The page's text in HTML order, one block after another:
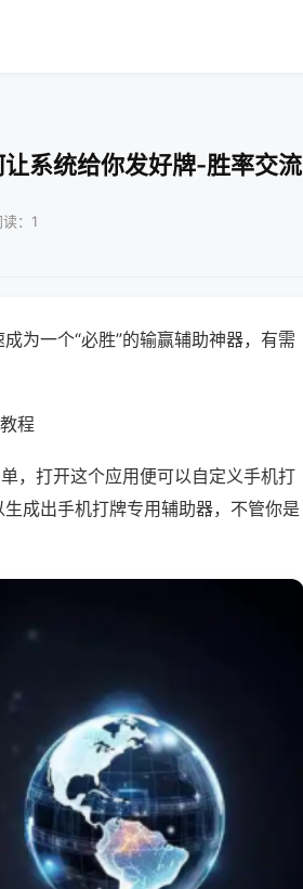
系统给你发好牌-胜率交流
：1
为一个“必胜”的输赢辅助神器，有需
程
，打开这个应用便可以自定义手机打
成出手机打牌专用辅助器，不管你是